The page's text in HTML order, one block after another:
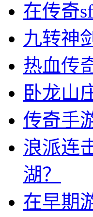
在传奇
九转神
热血传
卧龙山
传奇手
浪派连
湖？
在早期